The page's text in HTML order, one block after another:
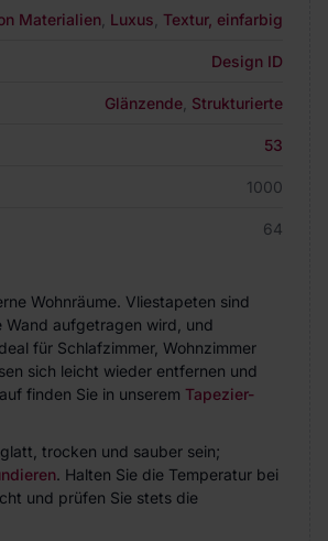
Materialien Luxus Textur, einfarbig
Design ID
Glänzende Strukturierte
53
1000
64
Wohnräume. Vliestapeten sind
aufgetragen wird, und
für Schlafzimmer, Wohnzimmer
sich leicht wieder entfernen und
finden Sie in unserem Tapezier-
trocken und sauber sein;
. Halten Sie die Temperatur bei
und prüfen Sie stets die